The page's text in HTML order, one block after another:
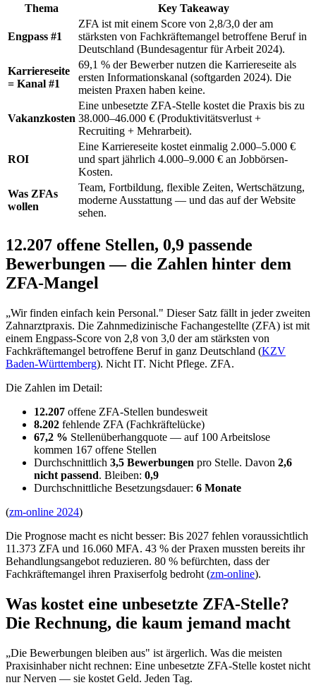
Thema Key Takeaway
Engpass #1
ZFA ist mit einem Score von 2,8/3,0 der am
stärksten von Fachkräftemangel betroffene Beruf in
Deutschland (Bundesagentur für Arbeit 2024).
Karriereseite
= Kanal #1
69,1 % der Bewerber nutzen die Karriereseite als
ersten Informationskanal (softgarden 2024). Die
meisten Praxen haben keine.
Vakanzkosten
Eine unbesetzte ZFA-Stelle kostet die Praxis bis zu
38.000–46.000 € (Produktivitätsverlust +
Recruiting + Mehrarbeit).
ROI
Eine Karriereseite kostet einmalig 2.000–5.000 €
und spart jährlich 4.000–9.000 € an Jobbörsen-
Kosten.
Was ZFAs
wollen
Team, Fortbildung, flexible Zeiten, Wertschätzung,
moderne Ausstattung — und das auf der Website
sehen.
12.207 offene Stellen, 0,9 passende
Bewerbungen — die Zahlen hinter dem
ZFA-Mangel
„Wir finden einfach kein Personal." Dieser Satz fällt in jeder zweiten
Zahnarztpraxis. Die Zahnmedizinische Fachangestellte (ZFA) ist mit
einem Engpass-Score von 2,8 von 3,0 der am stärksten von
Fachkräftemangel betroffene Beruf in ganz Deutschland (KZV
Baden-Württemberg). Nicht IT. Nicht Pflege. ZFA.
Die Zahlen im Detail:
12.207 offene ZFA-Stellen bundesweit
8.202 fehlende ZFA (Fachkräftelücke)
67,2 % Stellenüberhangquote — auf 100 Arbeitslose
kommen 167 offene Stellen
Durchschnittlich 3,5 Bewerbungen pro Stelle. Davon 2,6
nicht passend. Bleiben: 0,9
Durchschnittliche Besetzungsdauer: 6 Monate
(zm-online 2024)
Die Prognose macht es nicht besser: Bis 2027 fehlen voraussichtlich
11.373 ZFA und 16.060 MFA. 43 % der Praxen mussten bereits ihr
Behandlungsangebot reduzieren. 80 % befürchten, dass der
Fachkräftemangel ihren Praxiserfolg bedroht (zm-online).
Was kostet eine unbesetzte ZFA-Stelle?
Die Rechnung, die kaum jemand macht
„Die Bewerbungen bleiben aus" ist ärgerlich. Was die meisten
Praxisinhaber nicht rechnen: Eine unbesetzte ZFA-Stelle kostet nicht
nur Nerven — sie kostet Geld. Jeden Tag.